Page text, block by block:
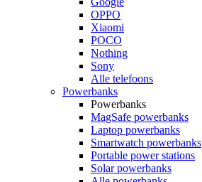
OPPO
Xiaomi
POCO
Nothing
Sony
Alle telefoons
Powerbanks
Powerbanks
MagSafe powerbanks
Laptop powerbanks
Smartwatch powerbanks
Portable power stations
Solar powerbanks